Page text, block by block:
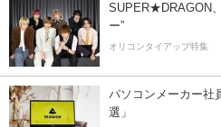
SUPER★DRAGON
ー”
オリコンタイアップ特集
パソコンメーカー社
選」